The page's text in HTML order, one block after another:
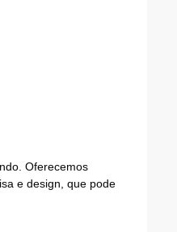
Oferecemos
e design, que pode